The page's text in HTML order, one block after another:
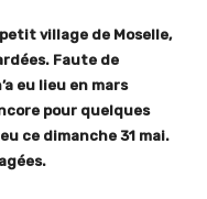
village de Moselle,
Faute de
eu lieu en mars
pour quelques
ce dimanche 31 mai.